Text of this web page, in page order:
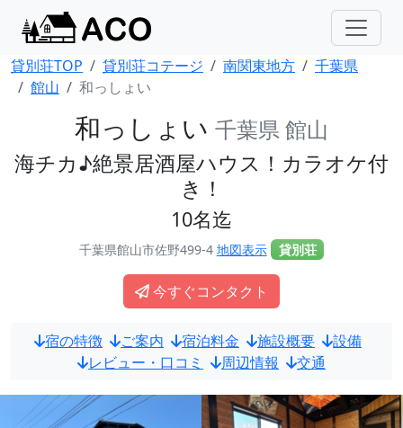
貸別荘TOP 貸別荘コテージ 南関東地方
千葉県
館山
和っしょい
和っしょい 千葉県 館山
海チカ♪絶景居酒屋ハウス！カラオケ付
き！
10名迄
千葉県館山市佐野499-4 地図表示 貸別荘
今すぐコンタクト
宿の特徴 ご案内 宿泊料金 施設概要
設備
レビュー・口コミ
周辺情報 交通